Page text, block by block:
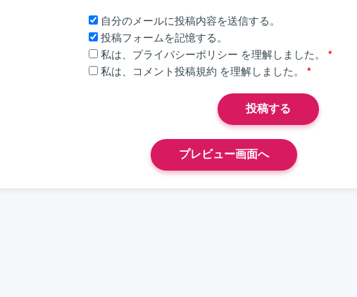
自分のメールに投稿内容を送信する。
投稿フォームを記憶する。
私は、 プライバシーポリシー を理解しました。 *
私は、 コメント投稿規約 を理解しました。 *